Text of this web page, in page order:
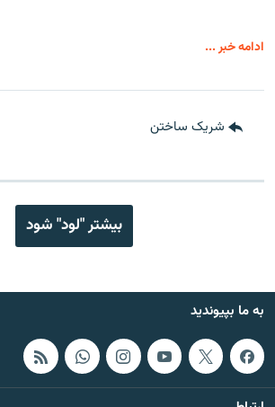
ادامه خبر ...
شریک ساختن
بیشتر "لود" شود
به ما بپیوندید